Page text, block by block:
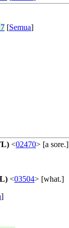
[Semua]
<02470> [a sore.]
<03504> [what.]
]